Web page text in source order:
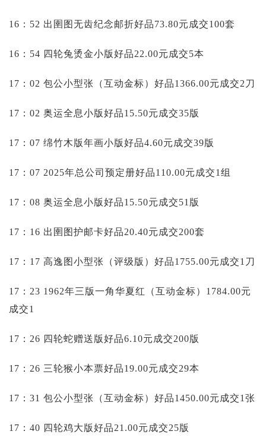
16：52 出圉图无齿纪念邮折好品73.80元成交100套
16：54 四轮兔烫金小版好品22.00元成交5本
17：02 包公小型张（互动金标）好品1366.00元成交2刀
17：02 奥运全息小版好品15.50元成交35版
17：07 绵竹木版年画小版好品4.60元成交39版
17：07 2025年总公司预定册好品110.00元成交1组
17：08 奥运全息小版好品15.50元成交51版
17：16 出圉图护邮卡好品20.40元成交200套
17：17 高逸图小型张（评级版）好品1755.00元成交1刀
17：23 1962年三版一角华夏红（互动金标）1784.00元
成交1
17：26 四轮蛇赠送版好品6.10元成交200版
17：26 三轮猴小本票好品19.00元成交29本
17：31 包公小型张（互动金标）好品1450.00元成交1张
17：40 四轮鸡大版好品21.00元成交25版